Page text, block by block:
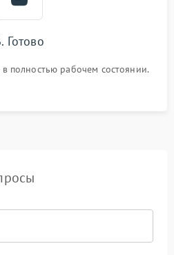
Готово
полностью рабочем состоянии.